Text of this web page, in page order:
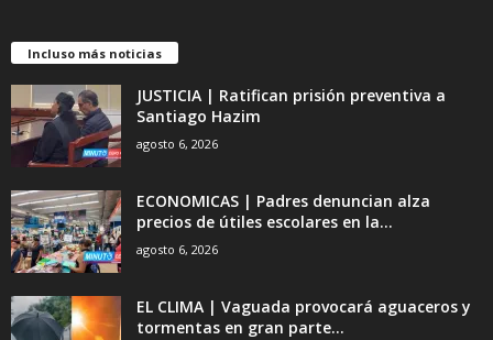
Incluso más noticias
JUSTICIA | Ratifican prisión preventiva a
Santiago Hazim
agosto 6, 2026
ECONOMICAS | Padres denuncian alza
precios de útiles escolares en la...
agosto 6, 2026
EL CLIMA | Vaguada provocará aguaceros y
tormentas en gran parte...